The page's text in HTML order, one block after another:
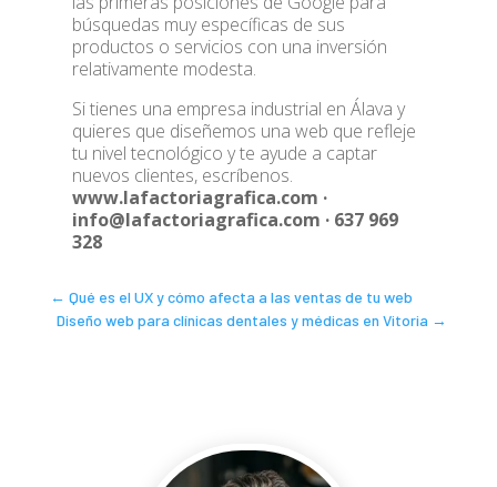
búsquedas muy específicas de sus
productos o servicios con una inversión
relativamente modesta.
Si tienes una empresa industrial en Álava y
quieres que diseñemos una web que refleje
tu nivel tecnológico y te ayude a captar
nuevos clientes, escríbenos.
www.lafactoriagrafica.com ·
info@lafactoriagrafica.com · 637 969
328
← Qué es el UX y cómo afecta a las ventas de tu web
Diseño web para clínicas dentales y médicas en Vitoria →